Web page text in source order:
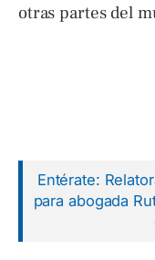
otras partes del
Entérate:
para abogada